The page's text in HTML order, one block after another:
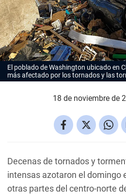
El poblado de Washington ubicado en
más afectado por los tornados y las
18 de noviembre de
Decenas de tornados y
intensas azotaron el domingo
otras partes del centro-norte